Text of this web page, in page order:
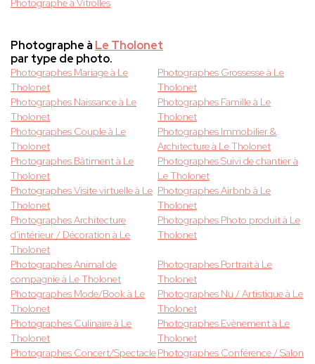
Photographe à Vitrolles
Photographe à Le Tholonet
par type de photo.
Photographes Mariage à Le
Tholonet
Photographes Grossesse à Le
Tholonet
Photographes Naissance à Le
Tholonet
Photographes Famille à Le
Tholonet
Photographes Couple à Le
Tholonet
Photographes Immobilier &
Architecture à Le Tholonet
Photographes Bâtiment à Le
Tholonet
Photographes Suivi de chantier à
Le Tholonet
Photographes Visite virtuelle à Le
Tholonet
Photographes Airbnb à Le
Tholonet
Photographes Architecture
d'intérieur / Décoration à Le
Tholonet
Photographes Photo produit à Le
Tholonet
Photographes Animal de
compagnie à Le Tholonet
Photographes Portrait à Le
Tholonet
Photographes Mode/Book à Le
Tholonet
Photographes Nu / Artistique à Le
Tholonet
Photographes Culinaire à Le
Tholonet
Photographes Evènement à Le
Tholonet
Photographes Concert/SpectaclePhotographes Conférence / Salon